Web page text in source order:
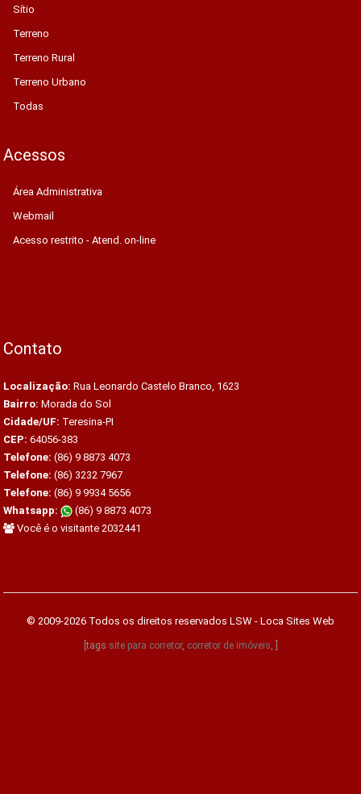
Sítio
Terreno
Terreno Rural
Terreno Urbano
Todas
Acessos
Área Administrativa
Webmail
Acesso restrito - Atend. on-line
Contato
Localização: Rua Leonardo Castelo Branco, 1623
Bairro: Morada do Sol
Cidade/UF: Teresina-PI
CEP: 64056-383
Telefone: (86) 9 8873 4073
Telefone: (86) 3232 7967
Telefone: (86) 9 9934 5656
Whatsapp:
(86) 9 8873 4073
Você é o visitante 2032441
© 2009-2026 Todos os direitos reservados LSW - Loca Sites Web
[tags site para corretor, corretor de imóveis, ]